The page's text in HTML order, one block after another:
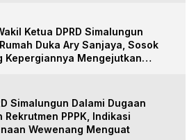
Ketua DPRD Simalungun
Duka Ary Sanjaya, Sosok
Kepergiannya Mengejutkan
Simalungun Dalami Dugaan
Rekrutmen PPPK, Indikasi
Wewenang Menguat